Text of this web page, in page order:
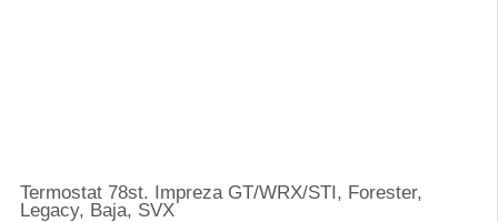
Termostat 78st. Impreza GT/WRX/STI, Forester,
Legacy, Baja, SVX